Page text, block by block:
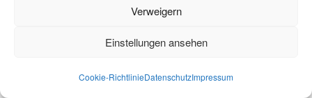
Verweigern
Einstellungen ansehen
Cookie-RichtlinieDatenschutzImpressum